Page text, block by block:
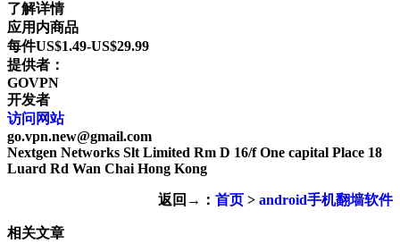
了解详情
应用内商品
每件US$1.49-US$29.99
提供者：
GOVPN
开发者
访问网站
go.vpn.new@gmail.com
Nextgen Networks Slt Limited Rm D 16/f One capital Place 18
Luard Rd Wan Chai Hong Kong
返回→： 首页 > android手机翻墙软件
相关文章